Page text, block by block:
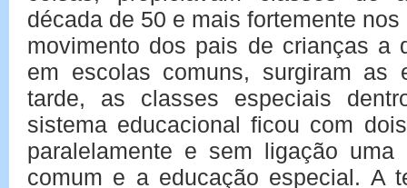
década de 50 e mais fortemente
movimento dos pais de crianças a
em escolas comuns, surgiram as
tarde, as classes especiais
sistema educacional ficou com
paralelamente e sem ligação
comum e a educação especial. A